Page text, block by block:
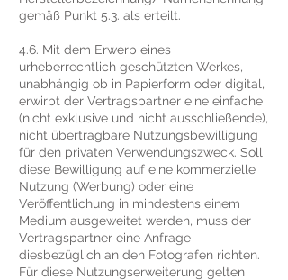
gemäß Punkt 5.3. als erteilt.
4.6. Mit dem Erwerb eines
urheberrechtlich geschützten Werkes,
unabhängig ob in Papierform oder digital,
erwirbt der Vertragspartner eine einfache
(nicht exklusive und nicht ausschließende),
nicht übertragbare Nutzungsbewilligung
für den privaten Verwendungszweck. Soll
diese Bewilligung auf eine kommerzielle
Nutzung (Werbung) oder eine
Veröffentlichung in mindestens einem
Medium ausgeweitet werden, muss der
Vertragspartner eine Anfrage
diesbezüglich an den Fotografen richten.
Für diese Nutzungserweiterung gelten